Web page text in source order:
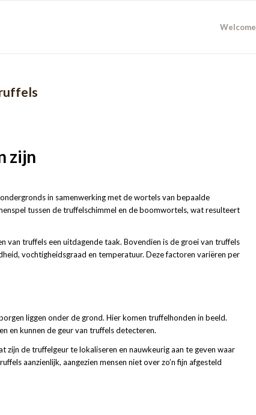
Welcome
zijn
in samenwerking met de wortels van bepaalde
tussen de truffelschimmel en de boomwortels, wat resulteert
van truffels een uitdagende taak. Bovendien is de groei van truffels
vochtigheidsgraad en temperatuur. Deze factoren variëren per
liggen onder de grond. Hier komen truffelhonden in beeld.
en kunnen de geur van truffels detecteren.
de truffelgeur te lokaliseren en nauwkeurig aan te geven waar
aanzienlijk, aangezien mensen niet over zo’n fijn afgesteld